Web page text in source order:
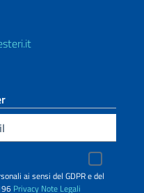
ai sensi del GDPR e del
Privacy Note Legali